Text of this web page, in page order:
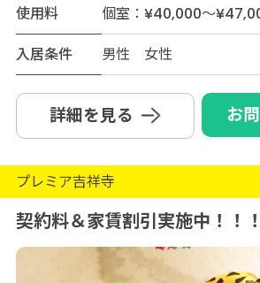
使用料
個室：¥40,000～
入居条件
男性 女性
詳細を見る お
プレミア吉祥寺
契約料＆家賃割引実施中！！！